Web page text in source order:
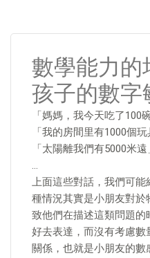
數學能力
孩子的數
「媽媽，我今天吃了100
「我的房間里有1000個玩
「太陽離我們有5000米遠
…
上面這些對話，我們可
種情況其實是小朋友對
致他們在描述這類問題
好去表達，而沒有考慮
關係，也就是小朋友的數